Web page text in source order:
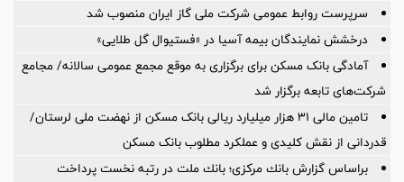
سرپرست روابط عمومی شركت ملی گاز ایران منصوب شد
درخشش نمایندگان بیمه آسیا در «فستیوال گل طلایی»
آمادگی بانک مسکن برای برگزاری به موقع مجمع عمومی سالانه/ مجامع
شرکت‌های تابعه برگزار شد
تامین مالی ۳۱ هزار میلیارد ریالی بانک مسکن از نهضت ملی لرستان/
قدردانی از نقش کلیدی و عملکرد مطلوب بانک مسکن
براساس گزارش بانك مركزی؛ بانك ملت در رتبه نخست پرداخت